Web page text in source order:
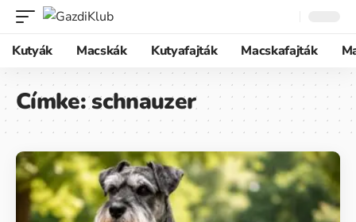
Kutyák Macskák Kutyafajták Macskafajták
Címke:schnauzer